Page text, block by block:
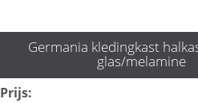
Germania kledingkast
glas/melamine
Prijs: